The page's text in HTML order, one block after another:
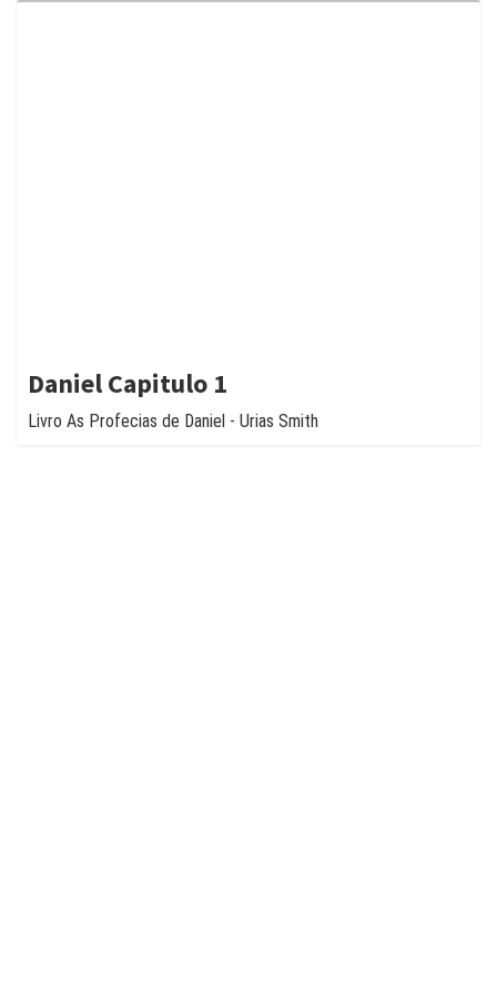
Daniel Capitulo 1
Livro As Profecias de Daniel - Urias Smith